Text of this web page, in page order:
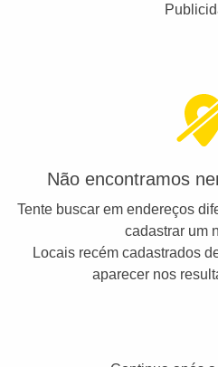
Não encontramos
Tente buscar em endereços
cadastrar um
Locais recém cadastrados
aparecer nos